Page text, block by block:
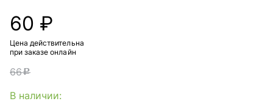
60 ₽
Цена действительна
при заказе онлайн
66c
В наличии: